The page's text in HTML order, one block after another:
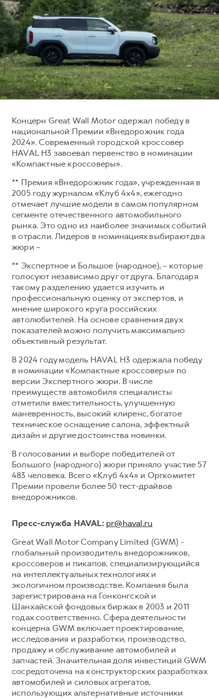
H7
от 3 799 000 ₽
H9
от 4 799 000 ₽
Тест-драйв
Трейд-ин
КРЕДИТ И СТРАХОВАНИЕ
Кредитный калькулятор
Страхование
КОРПОРАТИВНЫМ КЛИЕНТАМ
Для малого бизнеса
Крупным корпоративным клиентам
Система управления автопарком
Сервис для корпоративных клиентов
HAVAL Лизинг
АКСЕССУАРЫ HAVAL
Автомобильные аксессуары
Коллекция PRO
Коллекция Базовая
Коллекция Детская
СЕРВИСНОЕ ОБСЛУЖИВАНИЕ
Нулевое ТО
Программа «Помощь на дороге»
Регламенты технического обслуживания
Электронный ПТС
GWM Безопасность
Гарантия HAVAL
Мобильное приложение GWM
Руководства по эксплуатации
Подписки
АКСЕССУАРЫ HAVAL
Автомобильные аксессуары
Коллекция PRO
Коллекция Базовая
Коллекция Детская
О дилере
Наша команда
Контакты
Концерн Great Wall Motor одержал победу в
национальной Премии «Внедорожник года
2024». Современный городской кроссовер
HAVAL H3 завоевал первенство в номинации
«Компактные кроссоверы».
** Премия «Внедорожник года», учрежденная в
2005 году журналом «Клуб 4х4», ежегодно
отмечает лучшие модели в самом популярном
сегменте отечественного автомобильного
рынка. Это одно из наиболее значимых событий
в отрасли. Лидеров в номинациях выбирают два
жюри –
** Экспертное и Большое (народное), – которые
голосуют независимо друг от друга. Благодаря
такому разделению удается изучить и
профессиональную оценку от экспертов, и
мнение широкого круга российских
автолюбителей. На основе сравнения двух
показателей можно получить максимально
объективный результат.
В 2024 году модель HAVAL H3 одержала победу
в номинации «Компактные кроссоверы» по
версии Экспертного жюри. В числе
преимуществ автомобиля специалисты
отметили вместительность, улучшенную
маневренность, высокий клиренс, богатое
техническое оснащение салона, эффектный
дизайн и другие достоинства новинки.
В голосовании и выборе победителей от
Большого (народного) жюри приняло участие 57
483 человека. Всего «Клуб 4х4» и Оргкомитет
Премии провели более 50 тест-драйвов
внедорожников.
Пресс-служба HAVAL: pr@haval.ru
Great Wall Motor Company Limited (GWM) -
глобальный производитель внедорожников,
кроссоверов и пикапов, специализирующийся
на интеллектуальных технологиях и
экологичном производстве. Компания была
зарегистрирована на Гонконгской и
Шанхайской фондовых биржах в 2003 и 2011
годах соответственно. Сфера деятельности
концерна GWM включает проектирование,
исследования и разработки, производство,
продажу и обслуживание автомобилей и
запчастей. Значительная доля инвестиций GWM
сосредоточена на конструкторских разработках
автомобилей и силовых агрегатов,
использующих альтернативные источники